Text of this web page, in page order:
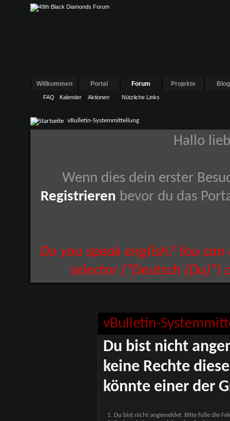
Willkommen Portal Forum
FAQ Kalender Aktionen Nützliche Links
Projekte
vBulletin-Systemmitteilung
Hallo
Wenn dies dein erster
Registrieren bevor du das
Do you speak english? You
selector ("Deutsch (Du)")
vBulletin-
Du bist nicht
keine Rechte
könnte einer der
Du bist nicht angemeldet. Bitte fülle die